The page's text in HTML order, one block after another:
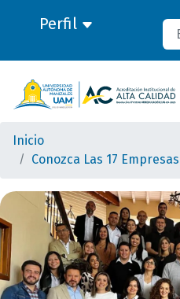
Perfil
Inicio
Conozca Las 17